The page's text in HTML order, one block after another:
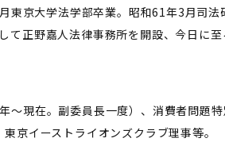
東京大学法学部卒業。昭和61年3月司
正野嘉人法律事務所を開設、今日に至
～現在。副委員長一度）、消費者問題
京イーストライオンズクラブ理事等。